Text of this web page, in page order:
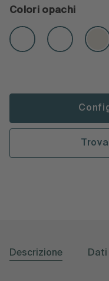
Colori opachi
Descrizione